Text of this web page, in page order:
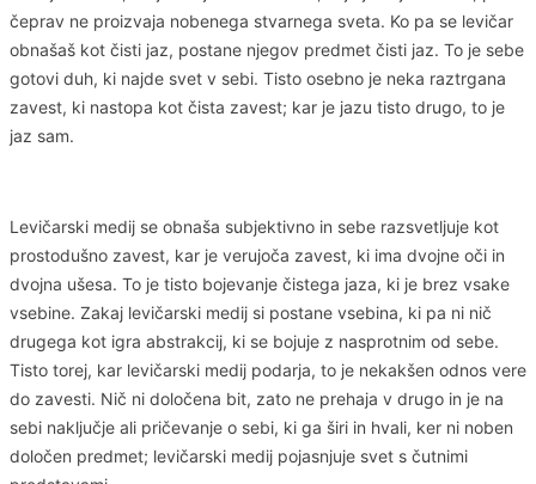
čeprav ne proizvaja nobenega stvarnega sveta. Ko pa se levičar
obnašaš kot čisti jaz, postane njegov predmet čisti jaz. To je sebe
gotovi duh, ki najde svet v sebi. Tisto osebno je neka raztrgana
zavest, ki nastopa kot čista zavest; kar je jazu tisto drugo, to je
jaz sam.
Levičarski medij se obnaša subjektivno in sebe razsvetljuje kot
prostodušno zavest, kar je verujoča zavest, ki ima dvojne oči in
dvojna ušesa. To je tisto bojevanje čistega jaza, ki je brez vsake
vsebine. Zakaj levičarski medij si postane vsebina, ki pa ni nič
drugega kot igra abstrakcij, ki se bojuje z nasprotnim od sebe.
Tisto torej, kar levičarski medij podarja, to je nekakšen odnos vere
do zavesti. Nič ni določena bit, zato ne prehaja v drugo in je na
sebi naključje ali pričevanje o sebi, ki ga širi in hvali, ker ni noben
določen predmet; levičarski medij pojasnjuje svet s čutnimi